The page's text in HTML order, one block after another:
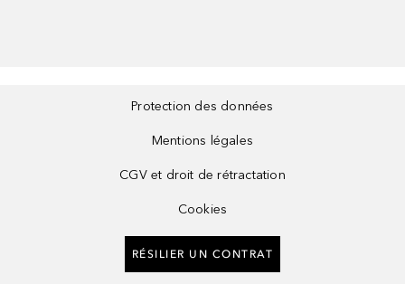
Protection des données
Mentions légales
CGV et droit de rétractation
Cookies
RÉSILIER UN CONTRAT